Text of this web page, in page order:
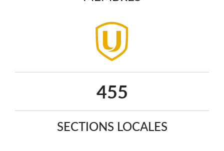
SECTIONS LOCALES
589